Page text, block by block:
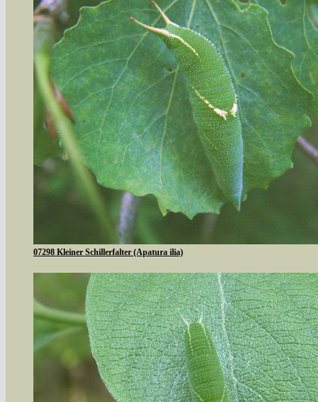
07298 Kleiner Schillerfalter (Apatura ilia)